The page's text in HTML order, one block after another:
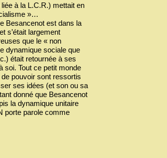
à la L.C.R.) mettait en
»…
Besancenot est dans la
s’était largement
que le « non
dynamique sociale que
était retournée à ses
soi. Tout ce petit monde
pouvoir sont ressortis
ses idées (et son ou sa
donné que Besancenot
la dynamique unitaire
porte parole comme